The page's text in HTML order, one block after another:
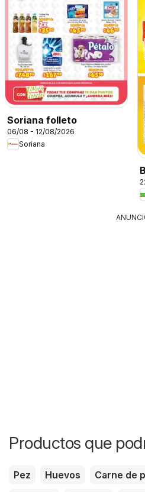
Soriana folleto
06/08 - 12/08/2026
Soriana
Productos que
Pez Huevos Carne de